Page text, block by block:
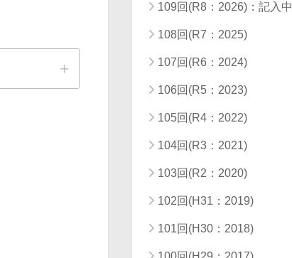
109回(R8：2026)：記入中
108回(R7：2025)
107回(R6：2024)
106回(R5：2023)
105回(R4：2022)
104回(R3：2021)
103回(R2：2020)
102回(H31：2019)
101回(H30：2018)